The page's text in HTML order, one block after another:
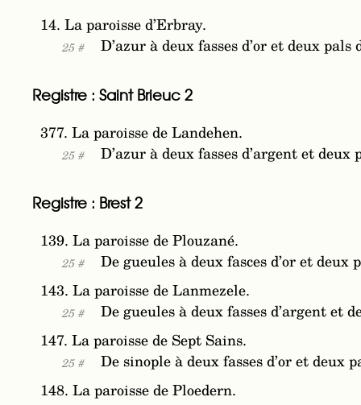
14. La paroisse d’Erbray.
25 # D’azur à deux fasses d’or et deux
Registre : Saint Brieuc 2
377. La paroisse de Landehen.
25 # D’azur à deux fasses d’argent et
Registre : Brest 2
139. La paroisse de Plouzané.
25 #
De gueules à deux fasces d’or et
143. La paroisse de Lanmezele.
25 #
De gueules à deux fasses d’argent et
147. La paroisse de Sept Sains.
25 #
De sinople à deux fasses d’or et deux
148. La paroisse de Ploedern.